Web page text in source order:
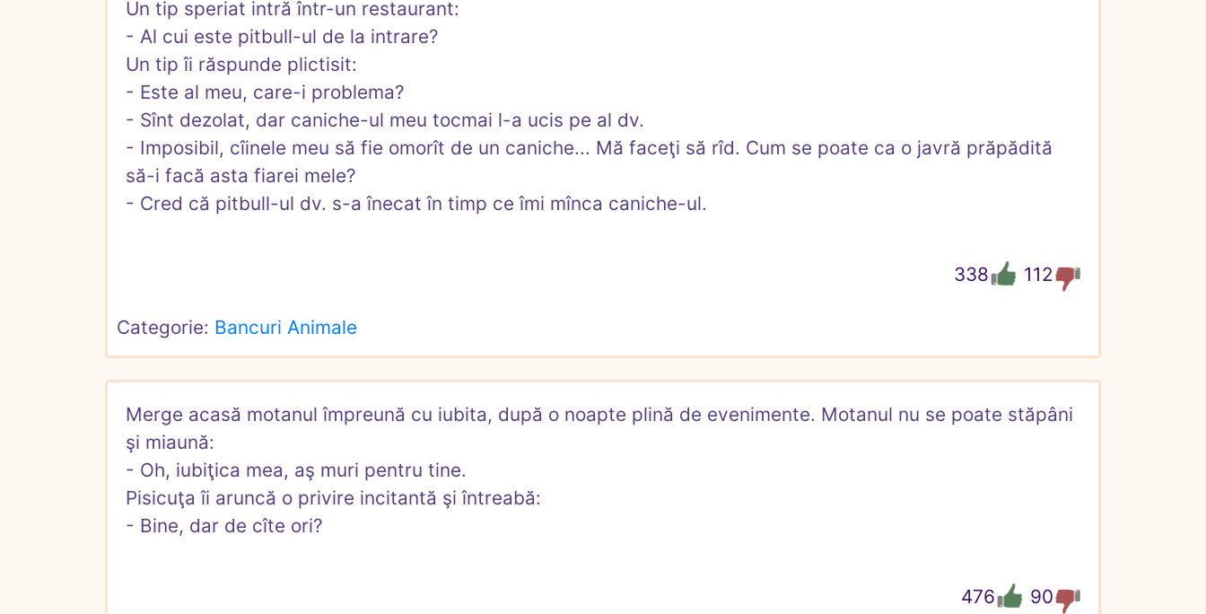
Un tip speriat intră într-un restaurant:
- Al cui este pitbull-ul de la intrare?
Un tip îi răspunde plictisit:
- Este al meu, care-i problema?
- Sînt dezolat, dar caniche-ul meu tocmai l-a ucis pe al dv.
- Imposibil, cîinele meu să fie omorît de un caniche... Mă faceţi să rîd. Cum se poate ca o javră prăpădită
să-i facă asta fiarei mele?
- Cred că pitbull-ul dv. s-a înecat în timp ce îmi mînca caniche-ul.
112
338
Categorie: Bancuri Animale
Merge acasă motanul împreună cu iubita, după o noapte plină de evenimente. Motanul nu se poate stăpâni
şi miaună:
- Oh, iubiţica mea, aş muri pentru tine.
Pisicuţa îi aruncă o privire incitantă şi întreabă:
- Bine, dar de cîte ori?
90
476